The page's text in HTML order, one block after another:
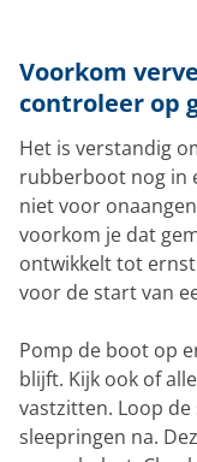
Voorkom
controleer op
Het is verstandig
rubberboot nog in
niet voor
voorkom je dat
ontwikkelt tot
voor de start van
Pomp de boot op
blijft. Kijk ook of
vastzitten. Loop
sleepringen na.